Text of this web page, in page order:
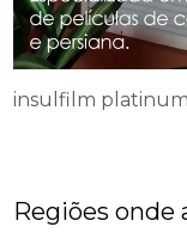
insulfilm platinum
Regiões onde